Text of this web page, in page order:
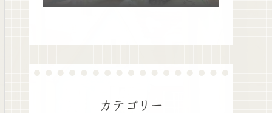
去最多全28種類が絶品過ぎた！
カテゴリー